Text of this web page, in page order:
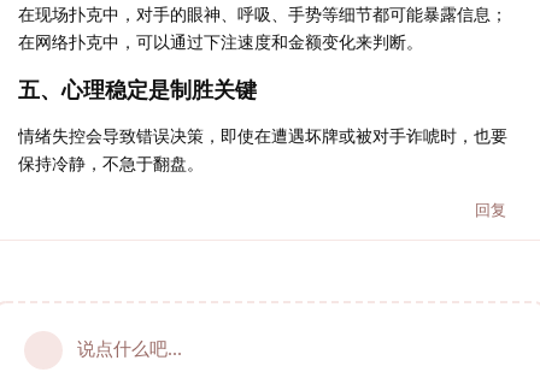
在现场扑克中，对手的眼神、呼吸、手势等细节都可能暴露信息；
在网络扑克中，可以通过下注速度和金额变化来判断。
五、心理稳定是制胜关键
情绪失控会导致错误决策，即使在遭遇坏牌或被对手诈唬时，也要
保持冷静，不急于翻盘。
回复
说点什么吧...